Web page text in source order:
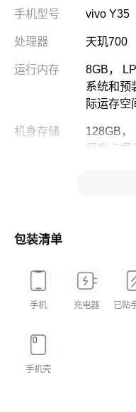
手机型号 vivo Y35
处理器 天玑700
运行内存
8GB，
系统和预
际运存空
机身存储
128GB，
程序占据
电池容量（额
15W充电
接口类型 Type-C
屏幕材质
屏幕尺寸
包装清单
手机 充电器 已贴
手机壳